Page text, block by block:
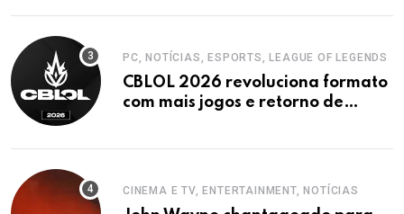
PC, NOTÍCIAS, ESPORTS, LEAGUE OF LEGENDS
CBLOL 2026 revoluciona formato
com mais jogos e retorno de
CINEMA E TV, ENTERTAINMENT, NOTÍCIAS